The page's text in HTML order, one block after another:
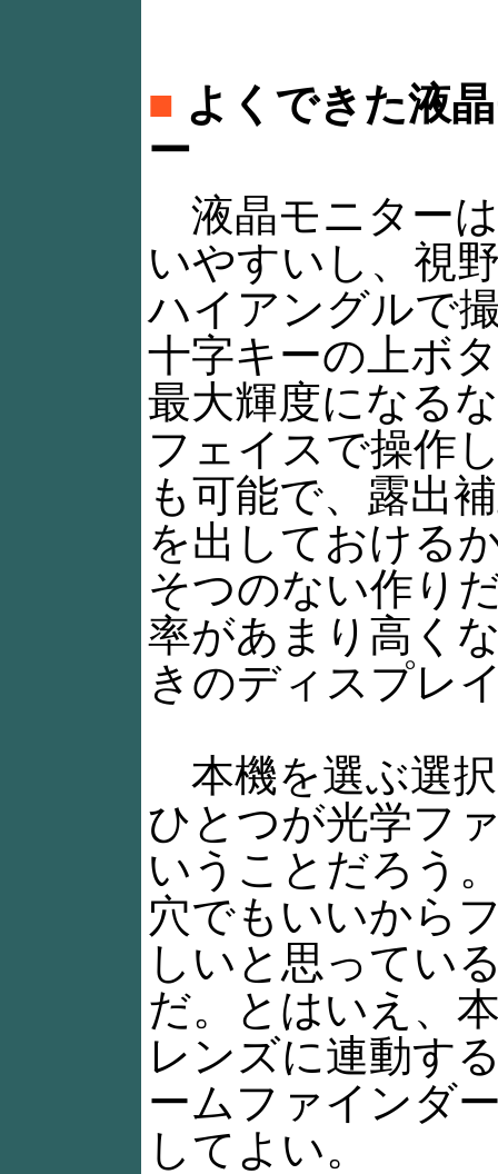
■ よくできた液
ー
液晶モニター
いやすいし、視
ハイアングルで
十字キーの上ボ
最大輝度になる
フェイスで操作
も可能で、露出
を出しておける
そつのない作り
率があまり高く
きのディスプレ
本機を選ぶ選
ひとつが光学フ
いうことだろう
穴でもいいから
しいと思ってい
だ。とはいえ、
レンズに連動す
ームファインダ
してよい。